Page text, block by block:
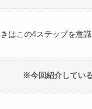
はこの4ステップを意
※今回紹介してい